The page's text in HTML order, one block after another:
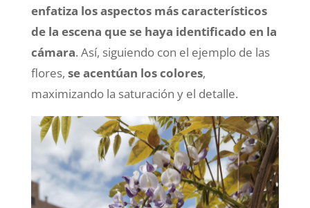
enfatiza los aspectos más característicos
de la escena que se haya identificado en la
cámara. Así, siguiendo con el ejemplo de las
flores, se acentúan los colores,
maximizando la saturación y el detalle.